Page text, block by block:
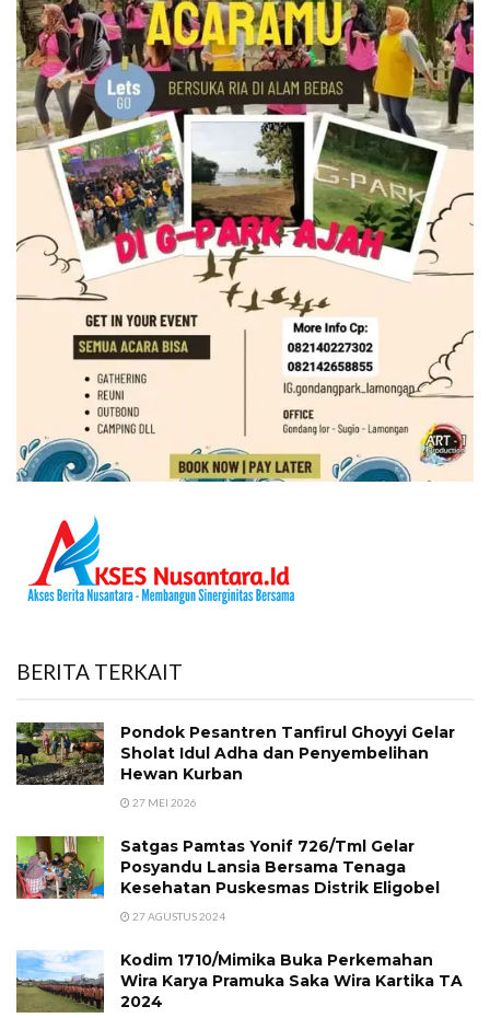
BERITA TERKAIT
Pondok Pesantren Tanfirul Ghoyyi Gelar
Sholat Idul Adha dan Penyembelihan
Hewan Kurban
27 MEI 2026
Satgas Pamtas Yonif 726/Tml Gelar
Posyandu Lansia Bersama Tenaga
Kesehatan Puskesmas Distrik Eligobel
27 AGUSTUS 2024
Kodim 1710/Mimika Buka Perkemahan
Wira Karya Pramuka Saka Wira Kartika TA
2024